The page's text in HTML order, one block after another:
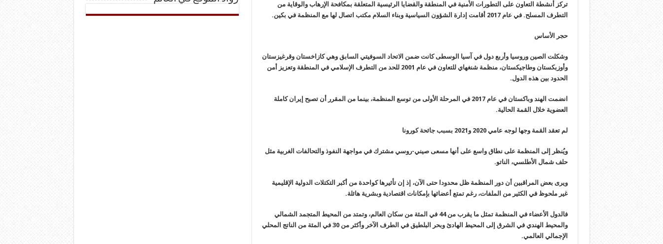
تركز أنشطة التعاون على التطورات الأمنية في المنطقة والقضايا الرئيسية المتعلقة بمكافحة الإرهاب والوقاية من
التطرف المسلح. في عام 2017 أقامت إدارة الشؤون السياسية وبناء السلام مكتب اتصال لها مع المنظمة في بكين
.
حجر الأساس
وشكلت الصين وروسيا وأربع دول في آسيا الوسطى كانت ضمن الاتحاد السوفيتي السابق وهي كازاخستان وقرغيزستان
وأوزبكستان وطاجيكستان، منظمة شنغهاي للتعاون في عام 2001 للحد من التطرف الإسلامي في المنطقة وتعزيز أمن
الحدود بين هذه الدول.
انضمت الهند وباكستان في عام 2017 في المرحلة الأولى من توسع المنظمة، بينما من المقرر أن تصبح إيران كاملة
العضوية خلال القمة الحالية.
لم تعقد القمة وجها لوجه عامي 2020 و2021 بسبب جائحة كورونا
ويُنظر إلى المنظمة على نطاق واسع على أنها مسعى صيني-روسي مشترك في مواجهة النفوذ والتحالفات الغربية مثل
حلف شمال الأطلسي، الناتو.
ويرى بعض المراقبين أن دور المنظمة ظل محدودا حتى الآن، إذ إن تأثيرها كواحدة من أكبر التكتلات الدولية الإقليمية
غير ملحوظ في الكثير من الملفات، رغم تمتع أعضائها بإمكانات اقتصادية وبشرية هائلة.
فالدول الأعضاء في المنظمة تمثل ما يقرب من 44 في المئة من سكان العالم، وتمتد من المحيط المتجمد الشمالي
والمحيط الهندي في الشرق إلى المحيط الهادئ وبحر البلطيق في الطرف الآخر وأكثر من 30 في المئة من الناتج المحلي
الإجمالي العالمي.